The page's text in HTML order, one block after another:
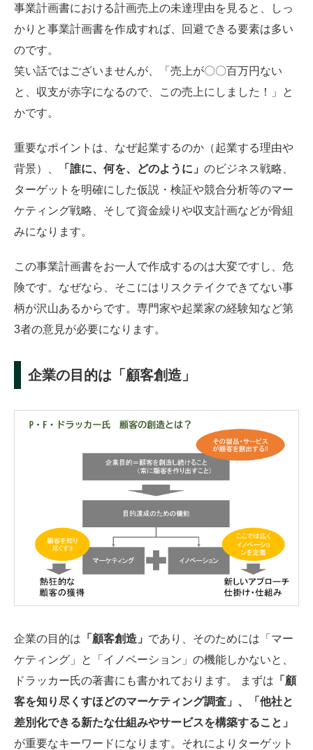
事業計画書における計画売上の未達理由を見ると、しっ
かりと事業計画書を作成すれば、回避できる要素は多い
のです。
笑い話ではございませんが、「売上が〇〇百万円ない
と、収支が赤字になるので、この売上にしました！」と
かです。
重要なポイントは、なぜ起業するのか（起業する理由や
背景）、
「誰に、何を、どのように」 のビジネス戦略、
ターゲットを明確にした仮説・検証や競合分析等のマー
ケティング戦略、そして資金繰りや収支計画などが骨組
みになります。
この事業計画書をお一人で作成するのは大変ですし、危
険です。なぜなら、そこにはリスクテイクできてない事
柄が沢山あるからです。専門家や起業家の経験知など第
3者の意見が必要になります。
企業の目的は「顧客創造」
企業の目的は 「顧客創造」 であり、そのためには「マー
ケティング」と「イノベーション」の機能しかないと、
ドラッカー氏の著書にも書かれております。 まずは 「顧
客を知り尽くすほどのマーケティング調査」、「他社と
差別化できる新たな仕組みやサービスを構築すること」
が重要なキーワードになります。それによりターゲット